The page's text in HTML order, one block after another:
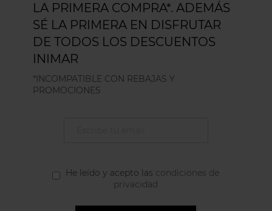
LA PRIMERA COMPRA*. ADEMÁS
SÉ LA PRIMERA EN DISFRUTAR
DE TODOS LOS DESCUENTOS
INIMAR
*INCOMPATIBLE CON REBAJAS Y
PROMOCIONES
He leído y acepto las condiciones de
privacidad